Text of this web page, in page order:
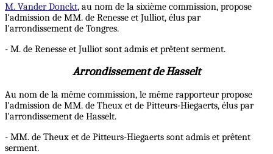
M. Vander Donckt, au nom de la sixième commission, propose
l'admission de MM. de Renesse et Julliot, élus par
l'arrondissement de Tongres.
- M. de Renesse et Julliot sont admis et prêtent serment.
Arrondissement de Hasselt
Au nom de la même commission, le même rapporteur propose
l'admission de MM. de Theux et de Pitteurs-Hiegaerts, élus par
l'arrondissement de Hasselt.
- MM. de Theux et de Pitteurs-Hiegaerts sont admis et prêtent
serment.